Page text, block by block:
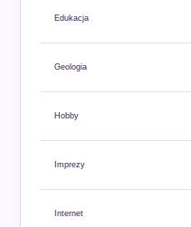
Edukacja
Geologia
Hobby
Imprezy
Internet